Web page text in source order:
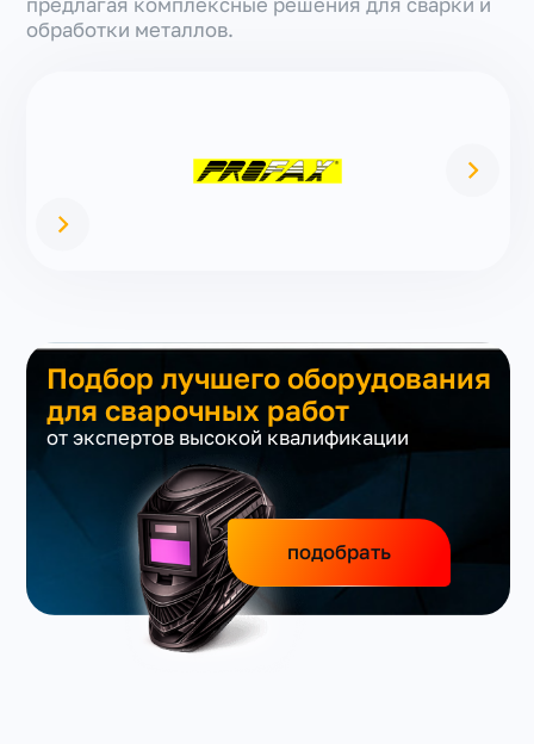
обработки металлов.
Подбор лучшего оборудования
для сварочных работ
от экспертов высокой квалификации
подобрать